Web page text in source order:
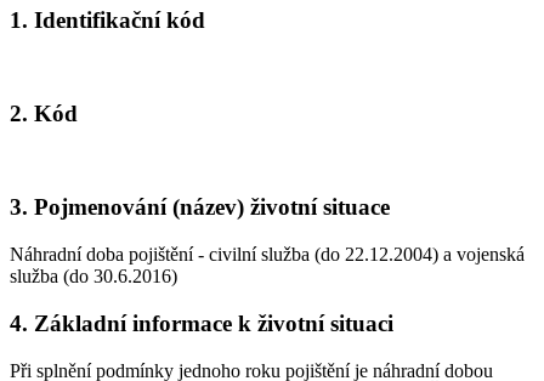
1. Identifikační kód
2. Kód
3. Pojmenování (název) životní situace
Náhradní doba pojištění - civilní služba (do 22.12.2004) a vojenská
služba (do 30.6.2016)
4. Základní informace k životní situaci
Při splnění podmínky jednoho roku pojištění je náhradní dobou